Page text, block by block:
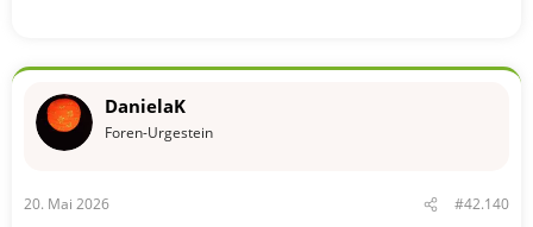
DanielaK
Foren-Urgestein
20. Mai 2026 #42.140